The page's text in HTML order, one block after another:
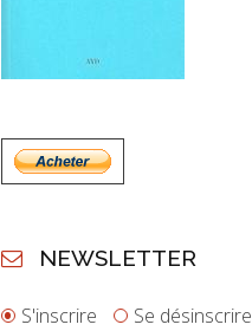
NEWSLETTER
S'inscrire Se désinscrire